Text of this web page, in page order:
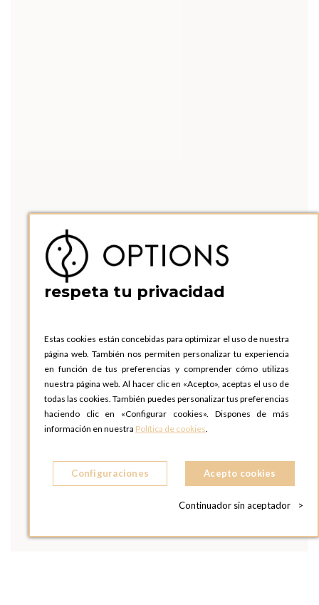
respeta tu privacidad
Estas cookies están concebidas para optimizar el uso de nuestra
página web. También nos permiten personalizar tu experiencia
en función de tus preferencias y comprender cómo utilizas
nuestra página web. Al hacer clic en «Acepto», aceptas el uso de
todas las cookies. También puedes personalizar tus preferencias
haciendo clic en «Configurar cookies». Dispones de más
información en nuestra Política de cookies.
Configuraciones Acepto cookies
Continuador sin aceptador >